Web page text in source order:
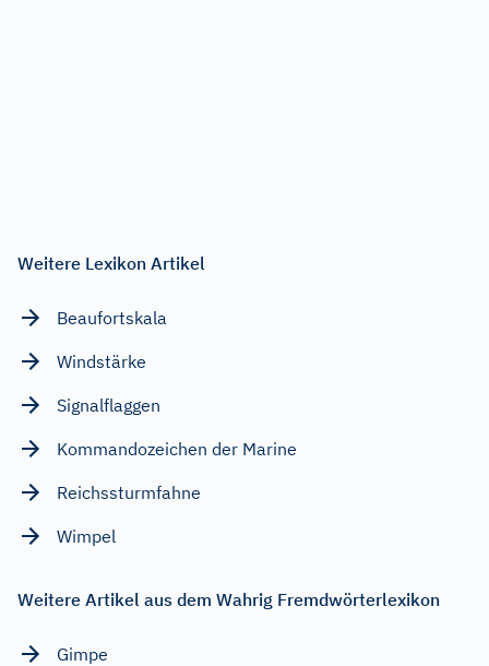
Weitere Lexikon Artikel
Beaufortskala
Windstärke
Signalflaggen
Kommandozeichen der Marine
Reichssturmfahne
Wimpel
Weitere Artikel aus dem Wahrig Fremdwörterlexikon
Gimpe